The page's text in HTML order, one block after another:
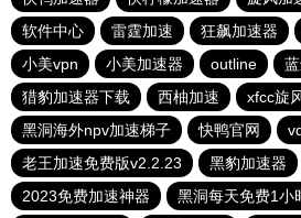
软件中心
雷霆加速 狂飙加速器
小美vpn
小美加速器 outline
猎豹加速器下载
西柚加速
xfcc旋
黑洞海外npv加速梯子
快鸭官网
老王加速免费版v2.2.23
黑豹加速器
2023免费加速神器
黑洞每天免费1小